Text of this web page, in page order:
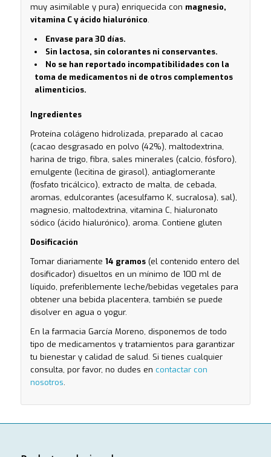
muy asimilable y pura) enriquecida con magnesio,
vitamina C y ácido hialurónico.
Envase para 30 días.
Sin lactosa, sin colorantes ni conservantes.
No se han reportado incompatibilidades con la
toma de medicamentos ni de otros complementos
alimenticios.
Ingredientes
Proteína colágeno hidrolizada, preparado al cacao
(cacao desgrasado en polvo (42%), maltodextrina,
harina de trigo, fibra, sales minerales (calcio, fósforo),
emulgente (lecitina de girasol), antiaglomerante
(fosfato tricálcico), extracto de malta, de cebada,
aromas, edulcorantes (acesulfamo K, sucralosa), sal),
magnesio, maltodextrina, vitamina C, hialuronato
sódico (ácido hialurónico), aroma. Contiene gluten
Dosificación
Tomar diariamente 14 gramos(el contenido entero del
dosificador) disueltos en un mínimo de 100 ml de
líquido, preferiblemente leche/bebidas vegetales para
obtener una bebida placentera, también se puede
disolver en agua o yogur.
En la farmacia García Moreno, disponemos de todo
tipo de medicamentos y tratamientos para garantizar
tu bienestar y calidad de salud. Si tienes cualquier
consulta, por favor, no dudes en contactar con
nosotros.